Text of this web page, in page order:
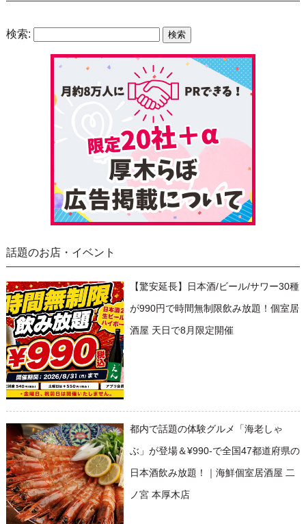
検索:
話題のお店・イベント
【驚安延長】日本酒/ビール/サワー30種
が990円で時間無制限飲み放題！個室居
酒屋 天日で8月限定開催
都内で話題の体験グルメ「海老しゃ
ぶ」が登場＆¥990-で全国47都道府県の
日本酒飲み放題！｜海鮮個室居酒屋 二
ノ宮 本厚木店